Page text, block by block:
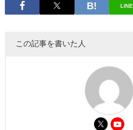
LINE
この記事を書いた人